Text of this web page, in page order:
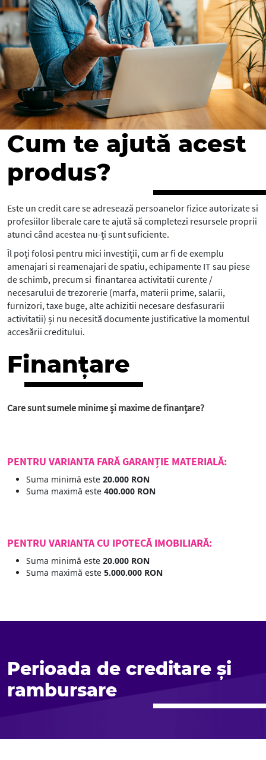
Cum te ajută acest
produs?
Este un credit care se adresează persoanelor fizice autorizate si
profesiilor liberale care te ajută să completezi resursele proprii
atunci când acestea nu-ți sunt suficiente.
Îl poți folosi pentru mici investiții, cum ar fi de exemplu
amenajari si reamenajari de spatiu, echipamente IT sau piese
de schimb, precum si finantarea activitatii curente /
necesarului de trezorerie (marfa, materii prime, salarii,
furnizori, taxe buge, alte achizitii necesare desfasurarii
activitatii) și nu necesită documente justificative la momentul
accesării creditului.
Finanțare
Care sunt sumele minime și maxime de finanțare?
PENTRU VARIANTA FARĂ GARANȚIE MATERIALĂ:
Suma minimă este 20.000 RON
Suma maximă este 400.000 RON
PENTRU VARIANTA CU IPOTECĂ IMOBILIARĂ:
Suma minimă este 20.000 RON
Suma maximă este 5.000.000 RON
Perioada de creditare și
rambursare